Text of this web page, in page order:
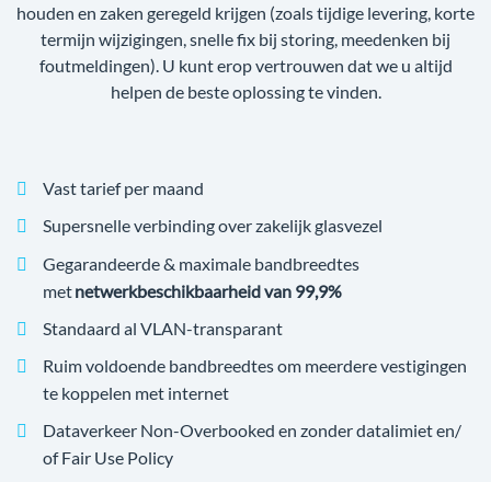
houden en zaken geregeld krijgen (zoals tijdige levering, korte
termijn wijzigingen, snelle fix bij storing, meedenken bij
foutmeldingen). U kunt erop vertrouwen dat we u altijd
helpen de beste oplossing te vinden.
Vast tarief per maand
Supersnelle verbinding over zakelijk glasvezel
Gegarandeerde & maximale bandbreedtes
metnetwerkbeschikbaarheid van 99,9%
Standaard al VLAN-transparant
Ruim voldoende bandbreedtes om meerdere vestigingen
te koppelen met internet
Dataverkeer Non-Overbooked en zonder datalimiet en/
of Fair Use Policy